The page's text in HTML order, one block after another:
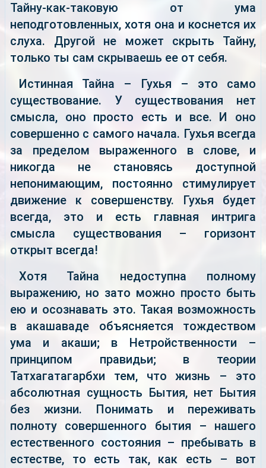
Тайну-как-таковую от ума
неподготовленных, хотя она и коснется их
слуха. Другой не может скрыть Тайну,
только ты сам скрываешь ее от себя.
Истинная Тайна – Гухья – это само
существование. У существования нет
смысла, оно просто есть и все. И оно
совершенно с самого начала. Гухья всегда
за пределом выраженного в слове, и
никогда не становясь доступной
непонимающим, постоянно стимулирует
движение к совершенству. Гухья будет
всегда, это и есть главная интрига
смысла существования – горизонт
открыт всегда!
Хотя Тайна недоступна полному
выражению, но зато можно просто быть
ею и осознавать это. Такая возможность
в акашаваде объясняется тождеством
ума и акаши; в Нетройственности –
принципом правидьи; в теории
Татхагатагарбхи тем, что жизнь – это
абсолютная сущность Бытия, нет Бытия
без жизни. Понимать и переживать
полноту совершенного бытия – нашего
естественного состояния – пребывать в
естестве, то есть так, как есть – вот